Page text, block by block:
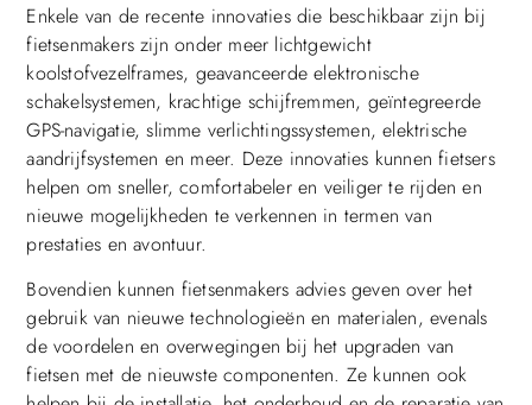
Enkele van de recente innovaties die beschikbaar zijn bij
fietsenmakers zijn onder meer lichtgewicht
koolstofvezelframes, geavanceerde elektronische
schakelsystemen, krachtige schijfremmen, geïntegreerde
GPS-navigatie, slimme verlichtingssystemen, elektrische
aandrijfsystemen en meer. Deze innovaties kunnen fietsers
helpen om sneller, comfortabeler en veiliger te rijden en
nieuwe mogelijkheden te verkennen in termen van
prestaties en avontuur.
Bovendien kunnen fietsenmakers advies geven over het
gebruik van nieuwe technologieën en materialen, evenals
de voordelen en overwegingen bij het upgraden van
fietsen met de nieuwste componenten. Ze kunnen ook